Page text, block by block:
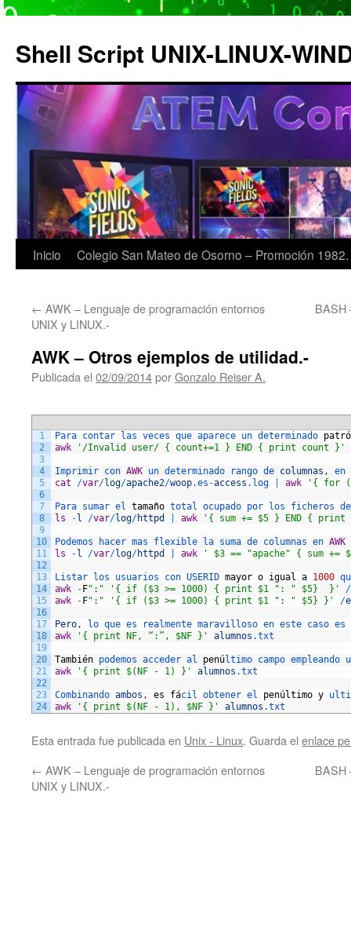
contenido
Shell Script UNIX-LINUX-
Inicio Colegio San Mateo de Osorno – Promoción 1982.
← AWK – Lenguaje de programación entornos
UNIX y LINUX.-
BASH
AWK – Otros ejemplos de utilidad.-
Publicada el 02/09/2014porGonzalo Reiser A.
1
2
3
4
5
6
7
8
9
10
11
12
13
14
15
16
17
18
19
20
21
22
23
24
Para contar las veces que aparece un determinado patró
awk
'/Invalid user/ { count+=1 } END { print count }'
Imprimir con AWK un determinado rango de columnas ,
en
cat
/var/log/apache2/woop.es -access .log awk '{ for
Para sumar el tamaño total ocupado por los ficheros
ls
- l /var/log/httpd awk '{ sum += $5 } END { print
Podemos hacer mas flexible la suma de columnas en AWK
ls
- l /var/log/httpd awk ' $3 == "apache" { sum
Listar los usuarios con USERID mayor o igual a 1000
awk
- F":" '{ if ($3 >= 1000) { print $1 ": " $5}  }'
/
awk
- F":" '{ if ($3 >= 1000) { print $1 ": " $5} }' /
Pero, lo que es realmente maravilloso en este caso es
awk
'{ print NF, “:”, $NF }' alumnos .txt
También podemos acceder al penúltimo campo empleando
awk
'{ print $(NF - 1) }' alumnos .txt
Combinando ambos , es fácil obtener el penúltimo y
awk
'{ print $(NF - 1), $NF }' alumnos .txt
Esta entrada fue publicada en Unix - Linux. Guarda el enlace
← AWK – Lenguaje de programación entornos
UNIX y LINUX.-
BASH